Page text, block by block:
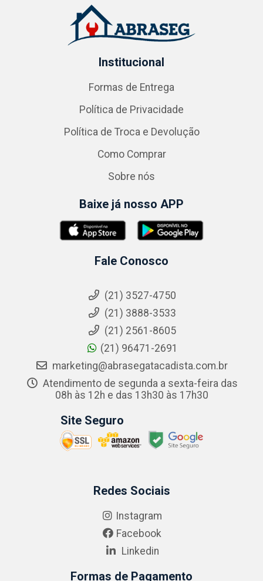
Institucional
Formas de Entrega
Política de Privacidade
Política de Troca e Devolução
Como Comprar
Sobre nós
Baixe já nosso APP
Fale Conosco
(21) 3527-4750
(21) 3888-3533
(21) 2561-8605
(21) 96471-2691
marketing@abrasegatacadista.com.br
Atendimento de segunda a sexta-feira das
08h às 12h e das 13h30 às 17h30
Site Seguro
Redes Sociais
Instagram
Facebook
Linkedin
Formas de Pagamento